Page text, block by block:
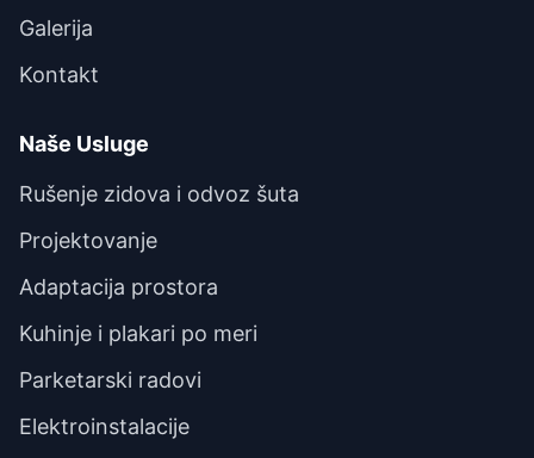
Galerija
Kontakt
Naše Usluge
Rušenje zidova i odvoz šuta
Projektovanje
Adaptacija prostora
Kuhinje i plakari po meri
Parketarski radovi
Elektroinstalacije